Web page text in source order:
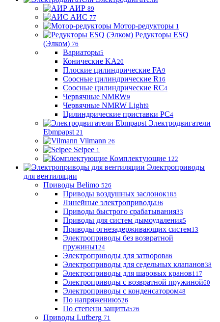
АИР 89
АИС 77
Мотор-редукторы 1
Редукторы ESQ
(Элком) 76
Вариаторы5
Конические KA20
Плоские цилиндрические FA9
Соосные цилиндрические R 16
Соосные цилиндрические RC4
Червячные NMRW9
Червячные NMRW Light9
Цилиндрические приставки PC4
Электродвигатели
Ebmpapst 21
Vilmann 26
Seipee 1
Комплектующие 122
Электроприводы
для вентиляции
Приводы Belimo 526
Приводы воздушных заслонок185
Линейные электроприводы36
Приводы быстрого срабатывания33
Приводы для систем дымоудаления5
Приводы огнезадерживающих систем13
Электроприводы без возвратной
пружины124
Электроприводы для затворов86
Электроприводы для седельных клапанов38
Электроприводы для шаровых кранов117
Электроприводы с возвратной пружиной60
Электроприводы с конденсатором48
По напряжению526
По степени защиты526
Приводы Lufberg 71